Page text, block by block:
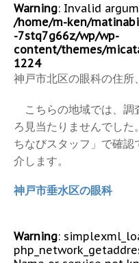
Warning: Invalid
/home/m-ken/
-7stq7g66z/wp/wp-
content/themes/
1224
神戸市北区の眼科の住所
こちらの地域では、調
ろ見当たりませんでした
ちなびスタッフ」で確
介します。
神戸市垂水区の眼科
Warning: